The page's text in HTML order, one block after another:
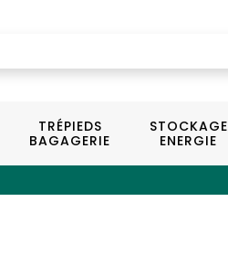
TRÉPIEDS
BAGAGERIE
STOCKAGE
ENERGIE